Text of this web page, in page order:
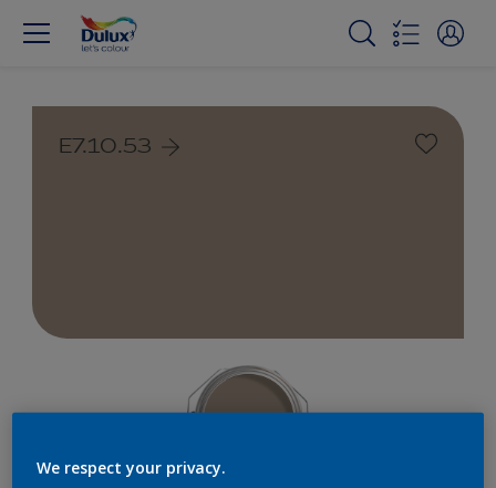
E7.10.53
We respect your privacy.